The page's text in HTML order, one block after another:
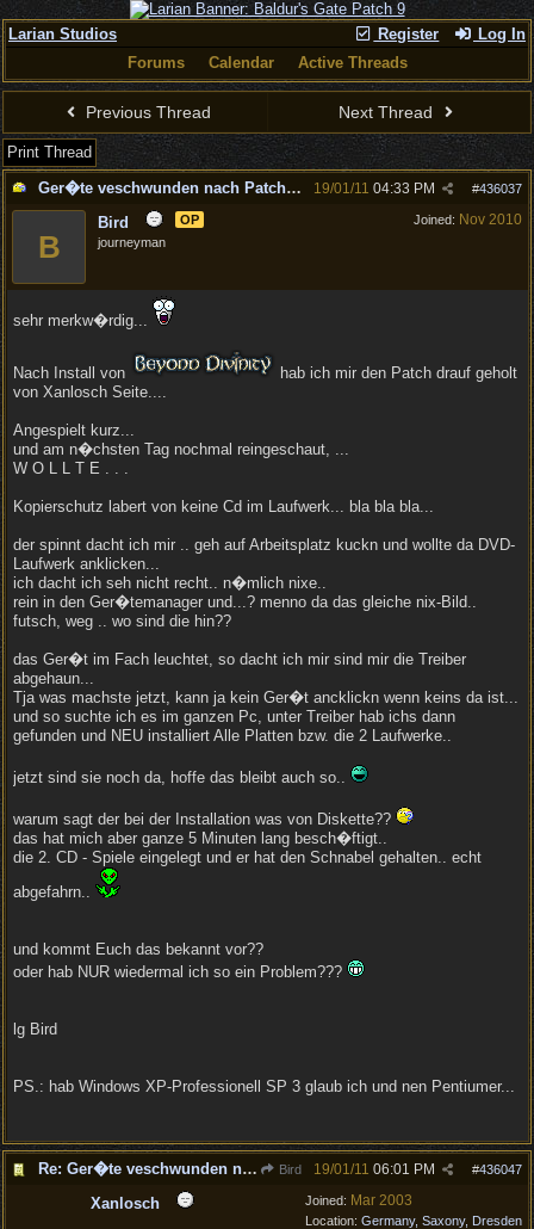
Register Log In
Larian Studios
Forums
Calendar Active Threads
Previous Thread Next Thread
Print Thread
Ger�te veschwunden nach Patch V.147..
#436037
19/01/11 04:33 PM
Joined: Nov 2010
B
Bird
OP
journeyman
sehr merkw�rdig...
Nach Install von
hab ich mir den Patch drauf geholt
von Xanlosch Seite....
Angespielt kurz...
und am n�chsten Tag nochmal reingeschaut, ...
W O L L T E . . .
Kopierschutz labert von keine Cd im Laufwerk... bla bla bla...
der spinnt dacht ich mir .. geh auf Arbeitsplatz kuckn und wollte da DVD-
Laufwerk anklicken...
ich dacht ich seh nicht recht.. n�mlich nixe..
rein in den Ger�temanager und...? menno da das gleiche nix-Bild..
futsch, weg .. wo sind die hin??
das Ger�t im Fach leuchtet, so dacht ich mir sind mir die Treiber
abgehaun...
Tja was machste jetzt, kann ja kein Ger�t ancklickn wenn keins da ist...
und so suchte ich es im ganzen Pc, unter Treiber hab ichs dann
gefunden und NEU installiert Alle Platten bzw. die 2 Laufwerke..
jetzt sind sie noch da, hoffe das bleibt auch so..
warum sagt der bei der Installation was von Diskette??
das hat mich aber ganze 5 Minuten lang besch�ftigt..
die 2. CD - Spiele eingelegt und er hat den Schnabel gehalten.. echt
abgefahrn..
und kommt Euch das bekannt vor??
oder hab NUR wiedermal ich so ein Problem???
lg Bird
PS.: hab Windows XP-Professionell SP 3 glaub ich und nen Pentiumer...
Re: Ger�te veschwunden nach Patch V.147.. Bird #436047
19/01/11 06:01 PM
Joined: Mar 2003
Location: Germany, Saxony, Dresden
Xanlosch